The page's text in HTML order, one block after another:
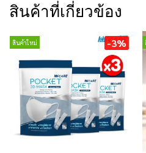
สินค้าที่เกี่ยวข้อง
สินค้าใหม่ -3%